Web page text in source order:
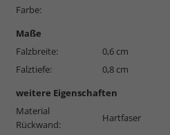
Farbe:
Maße
Falzbreite:
0,6 cm
Falztiefe:
0,8 cm
weitere Eigenschaften
Material
Rückwand:
Hartfaser